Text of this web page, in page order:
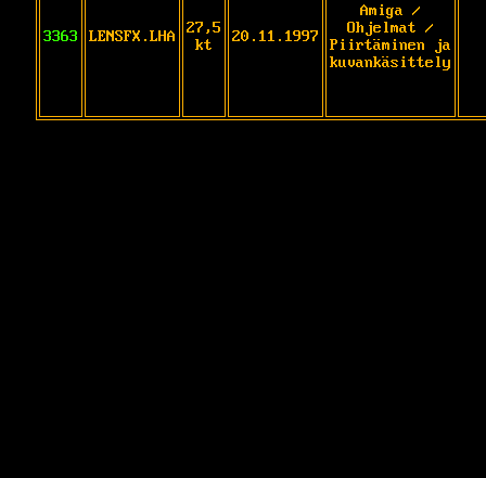
3363 LENSFX.LHA
27,5
kt
20.11.1997
Amiga /
Ohjelmat /
Piirtäminen ja
kuvankäsittely